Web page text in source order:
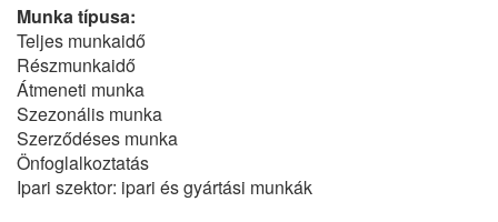
Munka típusa:
Teljes munkaidő
Részmunkaidő
Átmeneti munka
Szezonális munka
Szerződéses munka
Önfoglalkoztatás
Ipari szektor: ipari és gyártási munkák